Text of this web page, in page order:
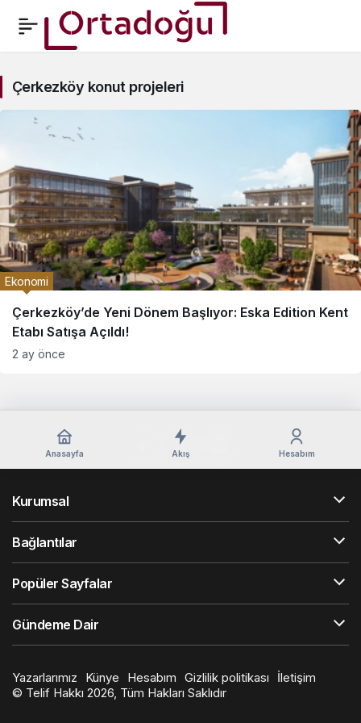
konut
projeleri
Çerkezköy konut projeleri
Çerkezköy’de Yeni Dönem Başlıyor: Eska Edition Kent
Etabı Satışa Açıldı!
Ekonomi
2 ay önce
Anasayfa Akış Hesabım
Kurumsal
Bağlantılar
Popüler Sayfalar
Gündeme Dair
Yazarlarımız Künye Hesabım Gizlilik politikası
İletişim
© Telif Hakkı 2026, Tüm Hakları Saklıdır